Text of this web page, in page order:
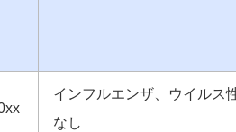
インフルエンザ、ウイルス
なし